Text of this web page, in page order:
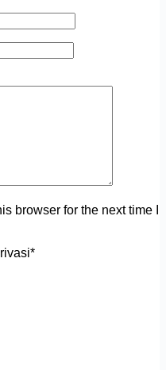
browser for the next time I